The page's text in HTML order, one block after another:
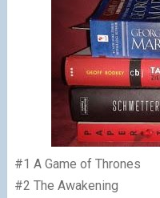
#1 A Game of Thrones
#2 The Awakening